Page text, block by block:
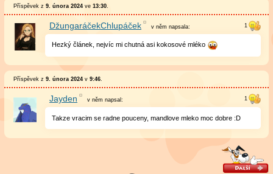
Příspěvek z 9. února 2024ve 13:30.
DžungaráčekChlupáček v něm napsala:
Hezký článek, nejvíc mi chutná asi kokosové mléko
Příspěvek z 9. února 2024v 9:46.
Jayden v něm napsal:
Takze vracim se radne pouceny, mandlove mleko moc dobre :D